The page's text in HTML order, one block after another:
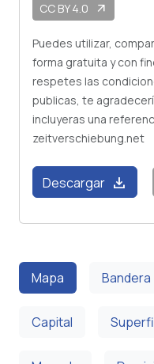
CC BY 4.0 arrow_outward
Puedes utilizar,
forma gratuita y con
respetes las
publicas, te
incluyeras una
zeitverschiebung.net
Descargar download
Mapa Bandera
Capital